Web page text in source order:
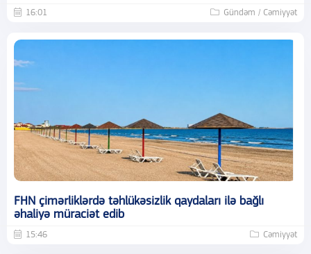
16:01 Gündəm / Cəmiyyət
FHN çimərliklərdə təhlükəsizlik qaydaları ilə bağlı
əhaliyə müraciət edib
15:46 Cəmiyyət